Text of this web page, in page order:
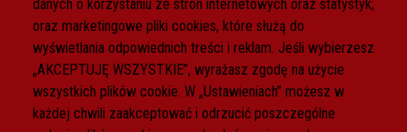
danych o korzystaniu ze stron internetowych oraz statystyk;
oraz marketingowe pliki cookies, które służą do
wyświetlania odpowiednich treści i reklam. Jeśli wybierzesz
„AKCEPTUJĘ WSZYSTKIE”, wyrażasz zgodę na użycie
wszystkich plików cookie. W „Ustawieniach” możesz w
każdej chwili zaakceptować i odrzucić poszczególne